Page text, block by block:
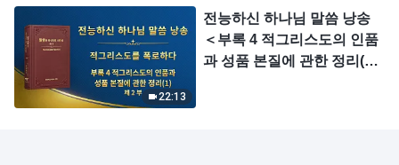
22:13
전능하신 하나님 말씀 낭송
＜부록 4 적그리스도의 인품
과 성품 본질에 관한 정리(1)